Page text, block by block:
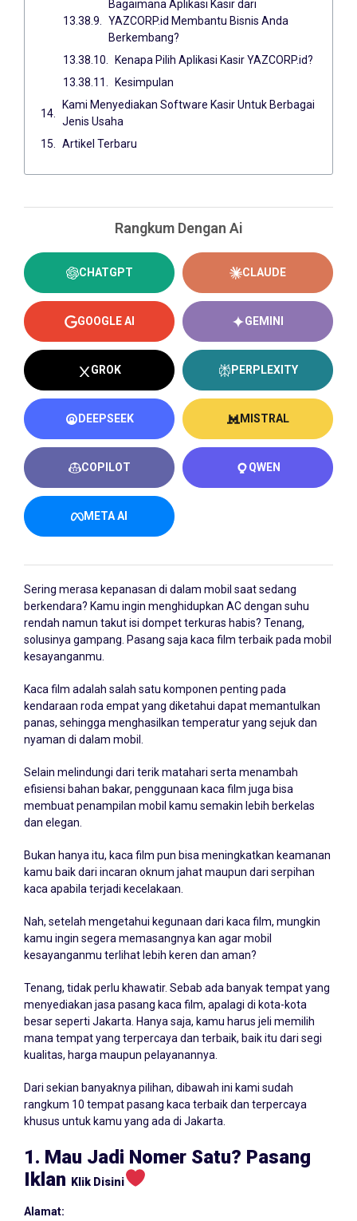
Bagaimana Aplikasi Kasir dari
YAZCORP.id Membantu Bisnis Anda
Berkembang?
Kenapa Pilih Aplikasi Kasir YAZCORP.id?
Kesimpulan
Kami Menyediakan Software Kasir Untuk Berbagai
Jenis Usaha
Artikel Terbaru
Rangkum Dengan Ai
CHATGPT CLAUDE
GOOGLE AI GEMINI
GROK PERPLEXITY
DEEPSEEK MISTRAL
COPILOT QWEN
META AI
Sering merasa kepanasan di dalam mobil saat sedang
berkendara? Kamu ingin menghidupkan AC dengan suhu
rendah namun takut isi dompet terkuras habis? Tenang,
solusinya gampang. Pasang saja kaca film terbaik pada mobil
kesayanganmu.
Kaca film adalah salah satu komponen penting pada
kendaraan roda empat yang diketahui dapat memantulkan
panas, sehingga menghasilkan temperatur yang sejuk dan
nyaman di dalam mobil.
Selain melindungi dari terik matahari serta menambah
efisiensi bahan bakar, penggunaan kaca film juga bisa
membuat penampilan mobil kamu semakin lebih berkelas
dan elegan.
Bukan hanya itu, kaca film pun bisa meningkatkan keamanan
kamu baik dari incaran oknum jahat maupun dari serpihan
kaca apabila terjadi kecelakaan.
Nah, setelah mengetahui kegunaan dari kaca film, mungkin
kamu ingin segera memasangnya kan agar mobil
kesayanganmu terlihat lebih keren dan aman?
Tenang, tidak perlu khawatir. Sebab ada banyak tempat yang
menyediakan jasa pasang kaca film, apalagi di kota-kota
besar seperti Jakarta. Hanya saja, kamu harus jeli memilih
mana tempat yang terpercaya dan terbaik, baik itu dari segi
kualitas, harga maupun pelayanannya.
Dari sekian banyaknya pilihan, dibawah ini kami sudah
rangkum 10 tempat pasang kaca terbaik dan terpercaya
khusus untuk kamu yang ada di Jakarta.
1. Mau Jadi Nomer Satu? Pasang
Iklan
Klik Disini
Alamat: